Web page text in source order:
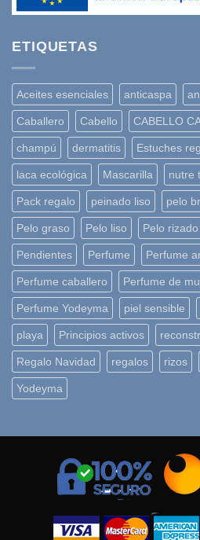
ETIQUETAS
Aceites esenciales anticaspa
Caballero Cabello CABELLO
champú dermatitis Estuches
laca ecológica Mascarilla nutre
Pack regalo peinado liso pelo
Pelo graso Pelo liso Pelo rizado
Pendientes Perfume Perfume
Perfume caballero Perfume de
Perfume Yodeyma piel sensible
playa Principios activos
Regalo Navidad regalos rizos
Yodeyma